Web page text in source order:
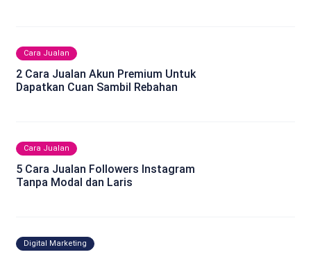
Cara Jualan
2 Cara Jualan Akun Premium Untuk
Dapatkan Cuan Sambil Rebahan
Cara Jualan
5 Cara Jualan Followers Instagram
Tanpa Modal dan Laris
Digital Marketing